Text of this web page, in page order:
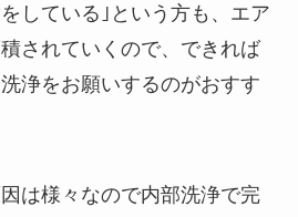
している｣という方も、エア
されていくので、できれば
浄をお願いするのがおすす
は様々なので内部洗浄で完